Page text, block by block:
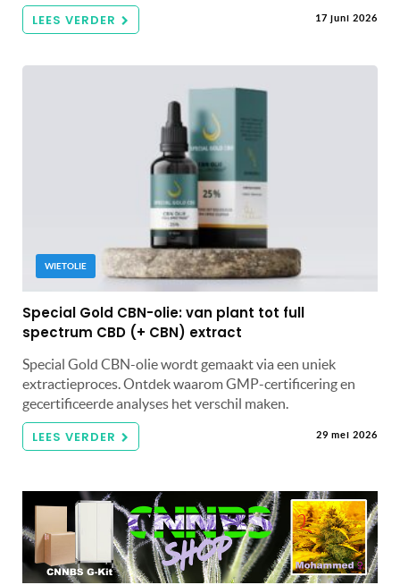
LEES VERDER 17 juni 2026
WIETOLIE
Special Gold CBN-olie: van plant tot full
spectrum CBD (+ CBN) extract
Special Gold CBN-olie wordt gemaakt via een uniek
extractieproces. Ontdek waarom GMP-certificering en
gecertificeerde analyses het verschil maken.
LEES VERDER 29 mei 2026